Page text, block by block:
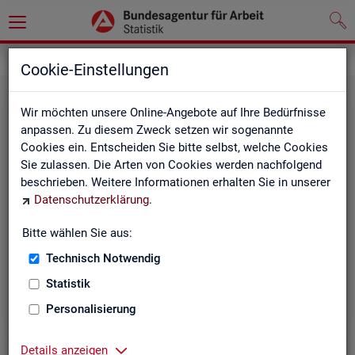
Cookie-Einstellungen
Wir möchten unsere Online-Angebote auf Ihre Bedürfnisse
anpassen. Zu diesem Zweck setzen wir sogenannte
Cookies ein. Entscheiden Sie bitte selbst, welche Cookies
Sie zulassen. Die Arten von Cookies werden nachfolgend
beschrieben. Weitere Informationen erhalten Sie in unserer
Datenschutzerklärung.
Bitte wählen Sie aus:
Technisch Notwendig
Statistik
Personalisierung
Details anzeigen
Re­gio­na­le Glie­de­run­gen
Landkreise) in den Statistiken der BA